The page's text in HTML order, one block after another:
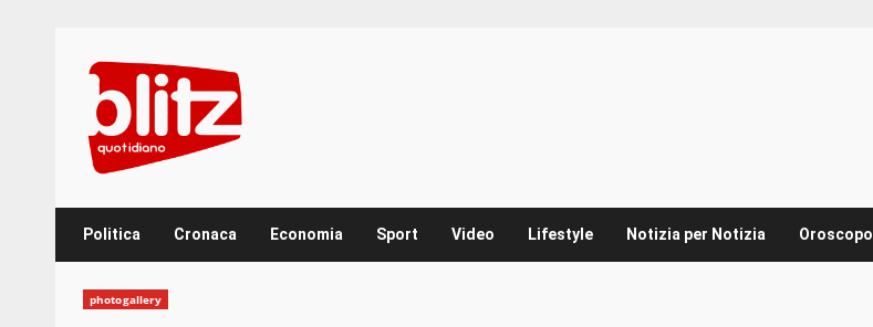
content
Politica Cronaca Economia Sport Video Lifestyle Notizia per Notizia Oroscopo
photogallery